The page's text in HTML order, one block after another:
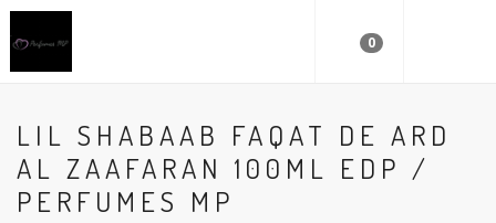
0
LIL SHABAAB FAQAT DE ARD
AL ZAAFARAN 100ML EDP /
PERFUMES MP